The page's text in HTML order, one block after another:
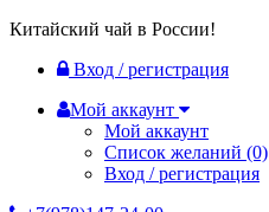
Китайский чай в России!
Вход / регистрация
Мой аккаунт
Мой аккаунт
Список желаний (0)
Вход / регистрация